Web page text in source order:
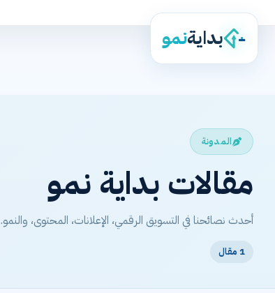
بدايةنمو
المدونة
مقالات بداية نمو
أحدث نصائحنا في التسويق الرقمي، الإعلانات، المحتوى، والنمو.
1 مقال